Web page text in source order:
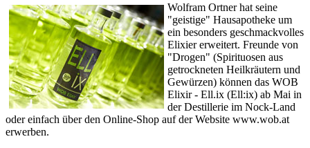
Wolfram Ortner hat seine
"geistige" Hausapotheke um
ein besonders geschmackvolles
Elixier erweitert. Freunde von
"Drogen" (Spirituosen aus
getrockneten Heilkräutern und
Gewürzen) können das WOB
Elixir - Ell.ix (Ell:ix) ab Mai in
der Destillerie im Nock-Land
oder einfach über den Online-Shop auf der Website www.wob.at
erwerben.